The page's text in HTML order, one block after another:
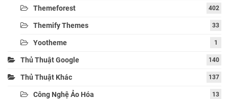
Themeforest 402
Themify Themes 33
Yootheme 1
Thủ Thuật Google 140
Thủ Thuật Khác 137
Công Nghệ Ảo Hóa 13